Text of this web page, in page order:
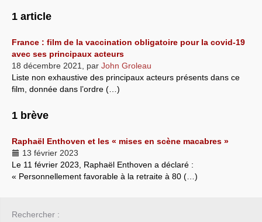
1 article
France : film de la vaccination obligatoire pour la covid-19
avec ses principaux acteurs
18 décembre 2021
par John Groleau
Liste non exhaustive des principaux acteurs présents dans ce
film, donnée dans l’ordre (…)
1 brève
Raphaël Enthoven et les « mises en scène macabres »
13 février 2023
Le 11 février 2023, Raphaël Enthoven a déclaré :
« Personnellement favorable à la retraite à 80 (…)
Rechercher :